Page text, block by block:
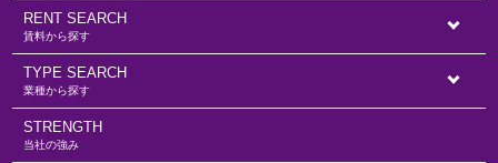
賃料から探す
RENT SEARCH
業種から探す
TYPE SEARCH
当社の強み
STRENGTH